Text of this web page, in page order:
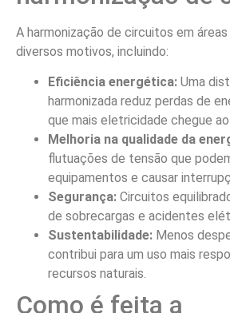
Harmonização de
e a legislação
É importante observar que a
deve estar em conformidade com a
Agência Nacional de Energia Elétrica
entidades reguladoras têm normas
regem a distribuição de energia
essas diretrizes é essencial para
eficiência do sistema.
Tendências para
harmonização de
rurais